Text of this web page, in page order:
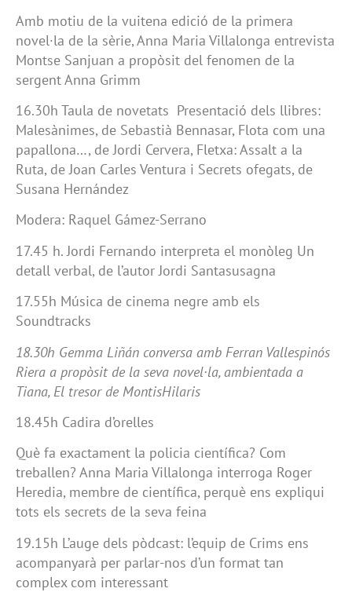
Amb motiu de la vuitena edició de la primera
novel·la de la sèrie, Anna Maria Villalonga entrevista
Montse Sanjuan a propòsit del fenomen de la
sergent Anna Grimm
16.30h Taula de novetats Presentació dels llibres:
Malesànimes, de Sebastià Bennasar, Flota com una
papallona…, de Jordi Cervera, Fletxa: Assalt a la
Ruta, de Joan Carles Ventura i Secrets ofegats, de
Susana Hernández
Modera: Raquel Gámez-Serrano
17.45 h. Jordi Fernando interpreta el monòleg Un
detall verbal, de l’autor Jordi Santasusagna
17.55h Música de cinema negre amb els
Soundtracks
18.30h Gemma Liñán conversa amb Ferran Vallespinós
Riera a propòsit de la seva novel·la, ambientada a
Tiana, El tresor de MontisHilaris
18.45h Cadira d’orelles
Què fa exactament la policia científica? Com
treballen? Anna Maria Villalonga interroga Roger
Heredia, membre de científica, perquè ens expliqui
tots els secrets de la seva feina
19.15h L’auge dels pòdcast: l’equip de Crims ens
acompanyarà per parlar-nos d’un format tan
complex com interessant